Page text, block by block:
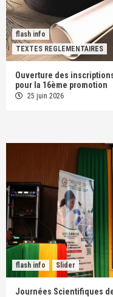
flash info
TEXTES REGLEMENTAIRES
Ouverture des
pour la 16ème promotion
25 juin 2026
flash info Slider
Journées Scientifiques